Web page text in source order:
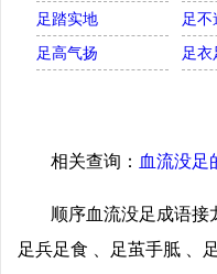
足踏实地
足不
足高气扬
足衣
相关查询： 血流没足
顺序血流没足成语接
足兵足食 、足茧手胝 、